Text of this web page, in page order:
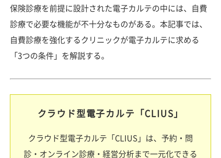
保険診療を前提に設計された電子カルテの中には、自費
診療で必要な機能が不十分なものがある。本記事では、
自費診療を強化するクリニックが電子カルテに求める
「3つの条件」を解説する。
クラウド型電子カルテ「CLIUS」
クラウド型電子カルテ「CLIUS」は、予約・問
診・オンライン診療・経営分析まで一元化できる